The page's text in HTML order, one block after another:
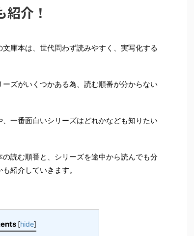
介！
庫本は、世代問わず読みやすく、実写化する
ズがいくつかある為、読む順番が分からない
一番面白いシリーズはどれかなども知りたい
読む順番と、シリーズを途中から読んでも分
紹介していきます。
[hide]